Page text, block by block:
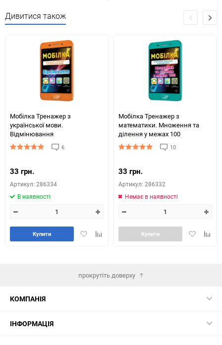
Дивитися також
Мобілка Тренажер з
української мови.
Вiдмiнювання
6
33 грн.
Артикул: 286334
В наявності
ДодатиДодайте
Купити
Мобілка Тренажер з
математики. Множення та
дiлення у межах 100
10
33 грн.
Артикул: 286332
Немає в наявності
Додати
Купити
прокрутіть доверху
КОМПАНІЯ
ІНФОРМАЦІЯ